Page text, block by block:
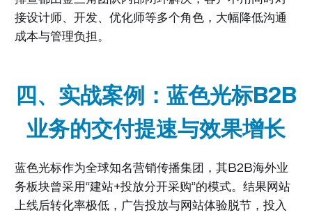
接设计师、开发、优化师等多个角色，大幅降低沟通
成本与管理负担。
四、实战案例：蓝色光标B2B
业务的交付提速与效果增长
蓝色光标作为全球知名营销传播集团，其B2B海外业
务板块曾采用“建站+投放分开采购”的模式。结果网站
上线后转化率极低，广告投放与网站体验脱节，投入